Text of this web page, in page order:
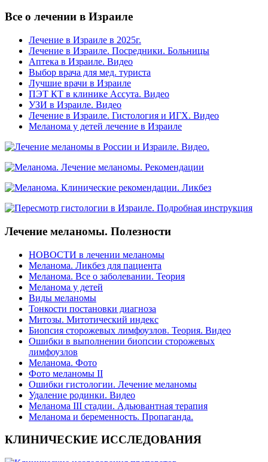
Все о лечении в Израиле
Лечение в Израиле в 2025г.
Лечение в Израиле. Посредники. Больницы
Аптека в Израиле. Видео
Выбор врача для мед. туриста
Лучшие врачи в Израиле
ПЭТ КТ в клинике Ассута. Видео
УЗИ в Израиле. Видео
Лечение в Израиле. Гистология и ИГХ. Видео
Меланома у детей лечение в Израиле
Лечение меланомы. Полезности
НОВОСТИ в лечении меланомы
Меланома. Ликбез для пациента
Меланома. Все о заболевании. Теория
Меланома у детей
Виды меланомы
Тонкости постановки диагноза
Митозы. Митотический индекс
Биопсия сторожевых лимфоузлов. Теория. Видео
Ошибки в выполнении биопсии сторожевых
лимфоузлов
Меланома. Фото
Фото меланомы II
Ошибки гистологии. Лечение меланомы
Удаление родинки. Видео
Меланома III стадии. Адьювантная терапия
Меланома и беременность. Пропаганда.
КЛИНИЧЕСКИЕ ИССЛЕДОВАНИЯ